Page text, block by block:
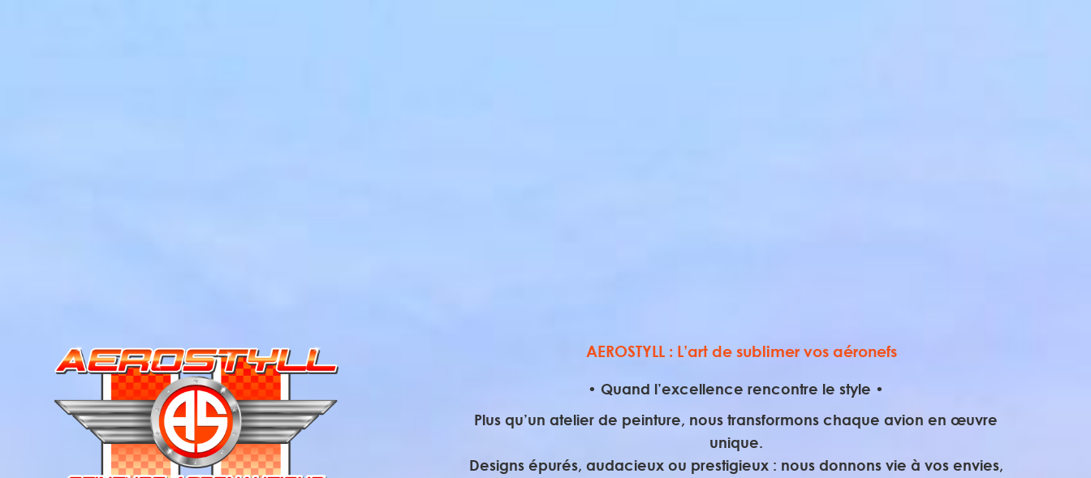
AEROSTYLL : L’art de sublimer vos aéronefs
• Quand l’excellence rencontre le style •
Plus qu’un atelier de peinture, nous transformons chaque avion en œuvre
unique.
Designs épurés, audacieux ou prestigieux : nous donnons vie à vos envies,